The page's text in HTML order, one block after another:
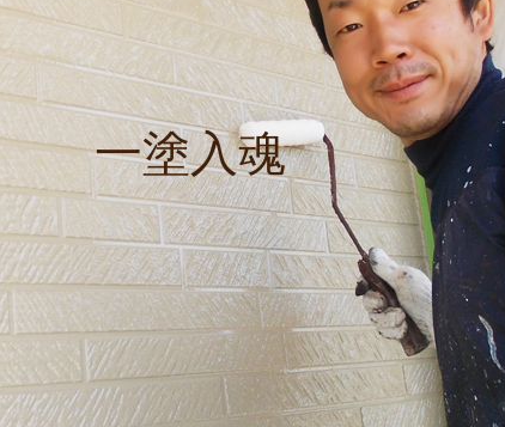
一塗入魂